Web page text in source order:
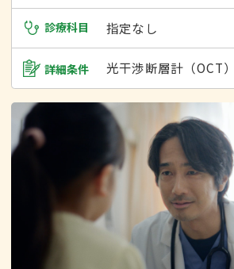
診療科目 指定なし
詳細条件 光干渉断層計（OCT